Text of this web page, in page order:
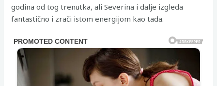
godina od tog trenutka, ali Severina i dalje izgleda
fantastično i zrači istom energijom kao tada.